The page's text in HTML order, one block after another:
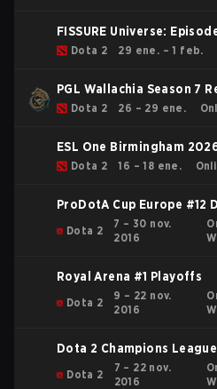
FISSURE Universe:
Dota 2 29 ene. – 1 feb.
Dota 2 26 – 29 ene.
ESL One Birmingham
Closed Qualifier
Dota 2 16 – 18 ene.
ProDotA Cup Europe #12
Dota 2
7 – 30 nov.
2016
Royal Arena #1 Playoffs
Dota 2
9 – 22 nov.
2016
Dota 2 Champions
Elimination Bracket
Dota 2
7 – 22 nov.
2016